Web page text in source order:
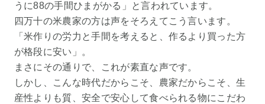
うに88の手間ひまがかる」と言われています。
四万十の米農家の方は声をそろえてこう言います。
「米作りの労力と手間を考えると、作るより買った方
が格段に安い」。
まさにその通りで、これが素直な声です。
しかし、こんな時代だからこそ、農家だからこそ、生
産性よりも質、安全で安心して食べられる物にこだわ